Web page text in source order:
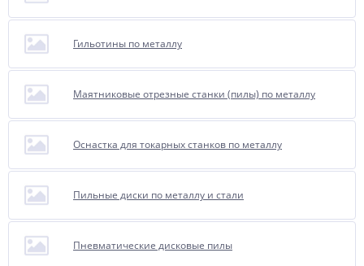
Гильотины по металлу
Маятниковые отрезные станки (пилы) по металлу
Оснастка для токарных станков по металлу
Пильные диски по металлу и стали
Пневматические дисковые пилы